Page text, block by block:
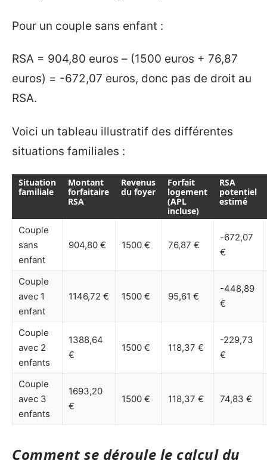
Pour un couple sans enfant :
RSA = 904,80 euros – (1500 euros + 76,87
euros) = -672,07 euros, donc pas de droit au
RSA.
Voici un tableau illustratif des différentes
situations familiales :
Situation
familiale
Montant
forfaitaire
RSA
Revenus
du foyer
Forfait
logement
(APL
incluse)
RSA
potentiel
estimé
Couple
sans
enfant
904,80 € 1500 € 76,87 €
-672,07
€
Couple
avec 1
enfant
1146,72 € 1500 € 95,61 €
-448,89
€
Couple
avec 2
enfants
1388,64
€
1500 € 118,37 €
-229,73
€
Couple
avec 3
enfants
1693,20
€
1500 € 118,37 € 74,83 €
Comment se déroule le calcul du